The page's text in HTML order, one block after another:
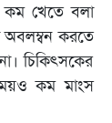
কম খেতে বলা
অবলম্বন করতে
চিকিৎসকের
কম মাংস